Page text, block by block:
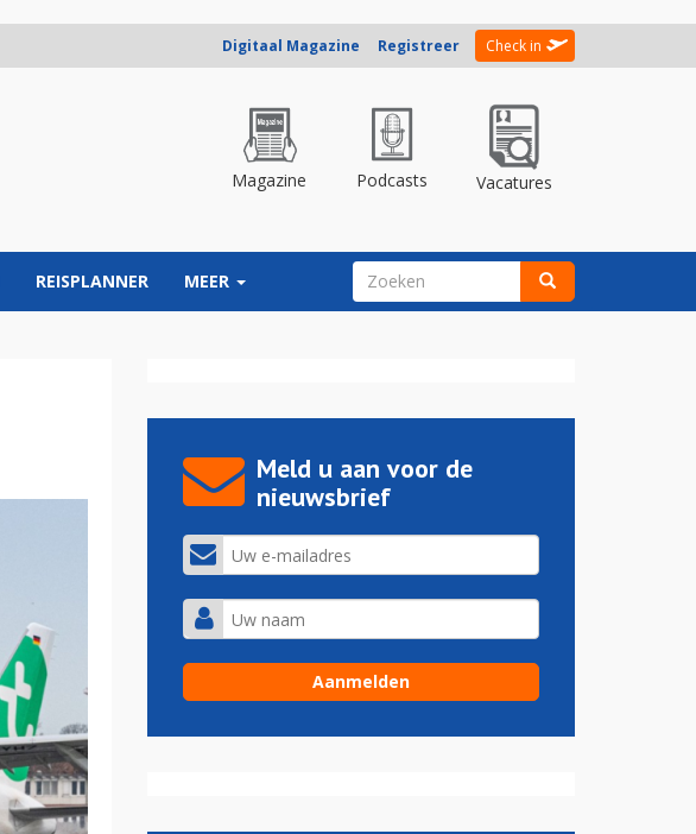
Digitaal Magazine Registreer Check in
Magazine Podcasts Vacatures
REISPLANNER MEER ZOEKVELD
Meld u aan voor de
nieuwsbrief